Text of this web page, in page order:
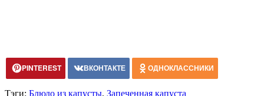
PINTEREST ВКОНТАКТЕ ОДНОКЛАССНИКИ
Тэги: Блюдо из капусты, Запеченная капуста